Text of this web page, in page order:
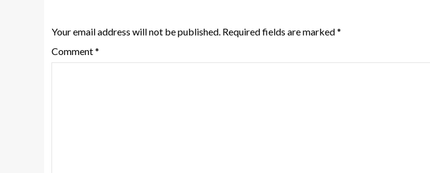
Your email address will not be published. Required fields are marked*
Comment*